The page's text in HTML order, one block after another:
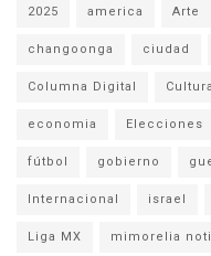
2025 america Arte
changoonga ciudad
Columna Digital Cultura
economia Elecciones
fútbol gobierno
Internacional israel
Liga MX mimorelia